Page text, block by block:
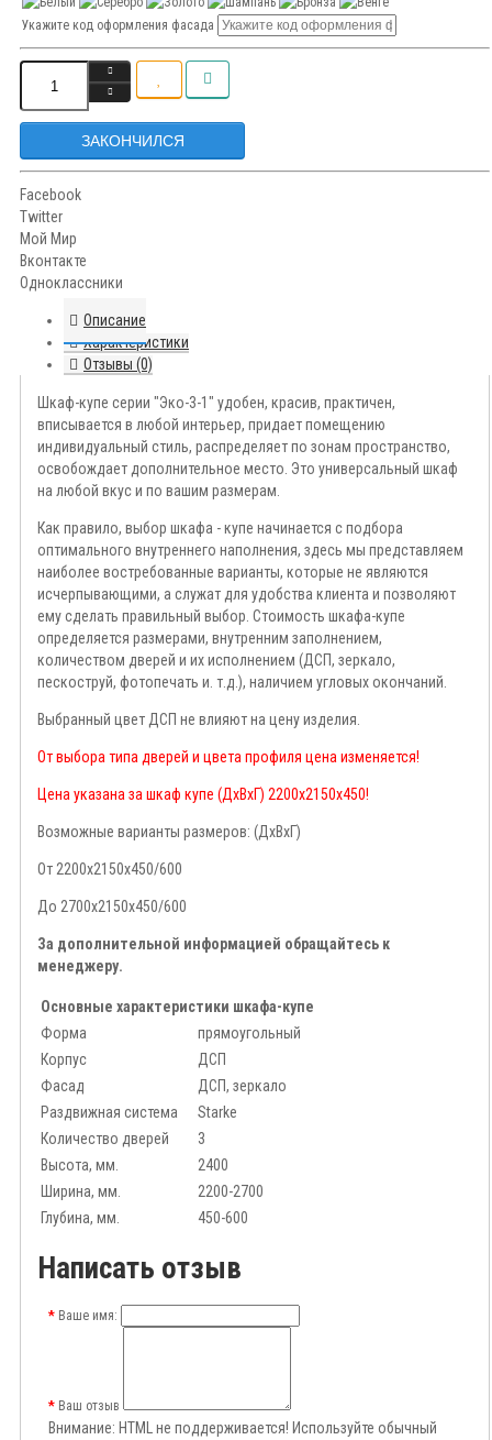
Укажите код оформления фасада
ЗАКОНЧИЛСЯ
Facebook
Twitter
Мой Мир
Вконтакте
Одноклассники
Описание
Характеристики
Отзывы (0)
Шкаф-купе серии "Эко-3-1" удобен, красив, практичен,
вписывается в любой интерьер, придает помещению
индивидуальный стиль, распределяет по зонам пространство,
освобождает дополнительное место. Это универсальный шкаф
на любой вкус и по вашим размерам.
Как правило, выбор шкафа - купе начинается с подбора
оптимального внутреннего наполнения, здесь мы представляем
наиболее востребованные варианты, которые не являются
исчерпывающими, а служат для удобства клиента и позволяют
ему сделать правильный выбор. Стоимость шкафа-купе
определяется размерами, внутренним заполнением,
количеством дверей и их исполнением (ДСП, зеркало,
пескоструй, фотопечать и. т.д.), наличием угловых окончаний.
Выбранный цвет ДСП не влияют на цену изделия.
От выбора типа дверей и цвета профиля цена изменяется!
Цена указана за шкаф купе (ДхВхГ) 2200х2150х450!
Возможные варианты размеров: (ДхВхГ)
От 2200х2150х450/600
До 2700х2150х450/600
За дополнительной информацией обращайтесь к
менеджеру.
Основные характеристики шкафа-купе
Форма
прямоугольный
Корпус
ДСП
Фасад
ДСП, зеркало
Раздвижная система
Starke
Количество дверей
3
Высота, мм.
2400
Ширина, мм.
2200-2700
Глубина, мм.
450-600
Написать отзыв
Ваше имя:
Ваш отзыв
Внимание: HTML не поддерживается! Используйте обычный